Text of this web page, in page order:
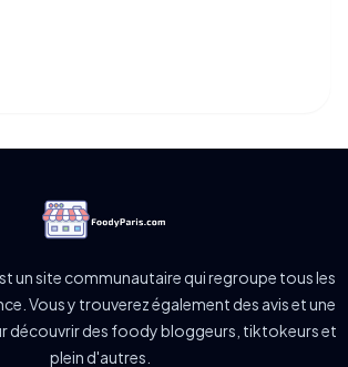
un site communautaire qui regroupe tous les
Vous y trouverez également des avis et une
découvrir des foody bloggeurs, tiktokeurs et
plein d'autres.